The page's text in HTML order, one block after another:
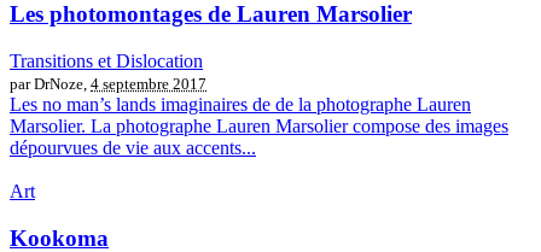
Les photomontages de Lauren Marsolier
Transitions et Dislocation
par DrNoze, 4 septembre 2017
Les no man’s lands imaginaires de de la photographe Lauren
Marsolier. La photographe Lauren Marsolier compose des images
dépourvues de vie aux accents...
Art
Kookoma